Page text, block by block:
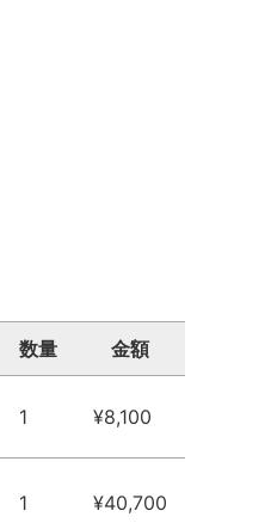
数量 金額
1 ¥8,100
1 ¥40,700